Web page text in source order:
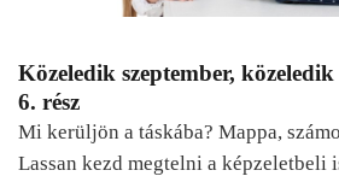
Közeledik szeptember,
6. rész
Mi kerüljön a táskába? Mappa,
Lassan kezd megtelni a képzeletbeli